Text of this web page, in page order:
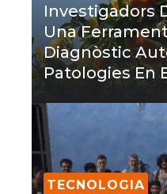
Investigadors
Una
Diagnòstic
Patologies En
TECNOLOGIA